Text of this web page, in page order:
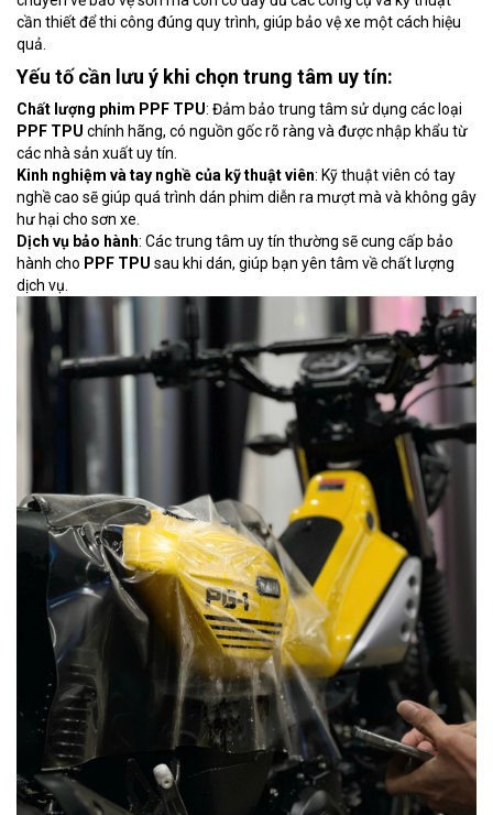
cần thiết để thi công đúng quy trình, giúp bảo vệ xe một cách hiệu
quả.
Yếu tố cần lưu ý khi chọn trung tâm uy tín:
Chất lượng phim PPF TPU: Đảm bảo trung tâm sử dụng các loại
PPF TPU chính hãng, có nguồn gốc rõ ràng và được nhập khẩu từ
các nhà sản xuất uy tín.
Kinh nghiệm và tay nghề của kỹ thuật viên: Kỹ thuật viên có tay
nghề cao sẽ giúp quá trình dán phim diễn ra mượt mà và không gây
hư hại cho sơn xe.
Dịch vụ bảo hành: Các trung tâm uy tín thường sẽ cung cấp bảo
hành cho PPF TPU sau khi dán, giúp bạn yên tâm về chất lượng
dịch vụ.